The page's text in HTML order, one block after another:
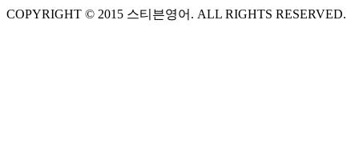
COPYRIGHT © 2015 스티븐영어 . ALL RIGHTS RESERVED.